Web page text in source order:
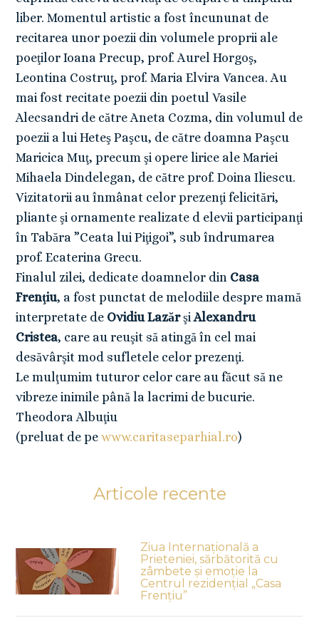
liber. Momentul artistic a fost încununat de
recitarea unor poezii din volumele proprii ale
poeţilor Ioana Precup, prof. Aurel Horgoş,
Leontina Costruţ, prof. Maria Elvira Vancea. Au
mai fost recitate poezii din poetul Vasile
Alecsandri de către Aneta Cozma, din volumul de
poezii a lui Heteş Paşcu, de către doamna Paşcu
Maricica Muţ, precum şi opere lirice ale Mariei
Mihaela Dindelegan, de către prof. Doina Iliescu.
Vizitatorii au înmânat celor prezenţi felicitări,
pliante şi ornamente realizate d elevii participanţi
în Tabăra ”Ceata lui Piţigoi”, sub îndrumarea
prof. Ecaterina Grecu.
Finalul zilei, dedicate doamnelor din Casa
Frenţiu, a fost punctat de melodiile despre mamă
interpretate de Ovidiu LazărşiAlexandru
Cristea, care au reuşit să atingă în cel mai
desăvârşit mod sufletele celor prezenţi.
Le mulţumim tuturor celor care au făcut să ne
vibreze inimile până la lacrimi de bucurie.
Theodora Albuţiu
(preluat de pewww.caritaseparhial.ro)
Articole recente
Ziua Internațională a
Prieteniei, sărbătorită cu
zâmbete și emoție la
Centrul rezidențial „Casa
Frențiu”